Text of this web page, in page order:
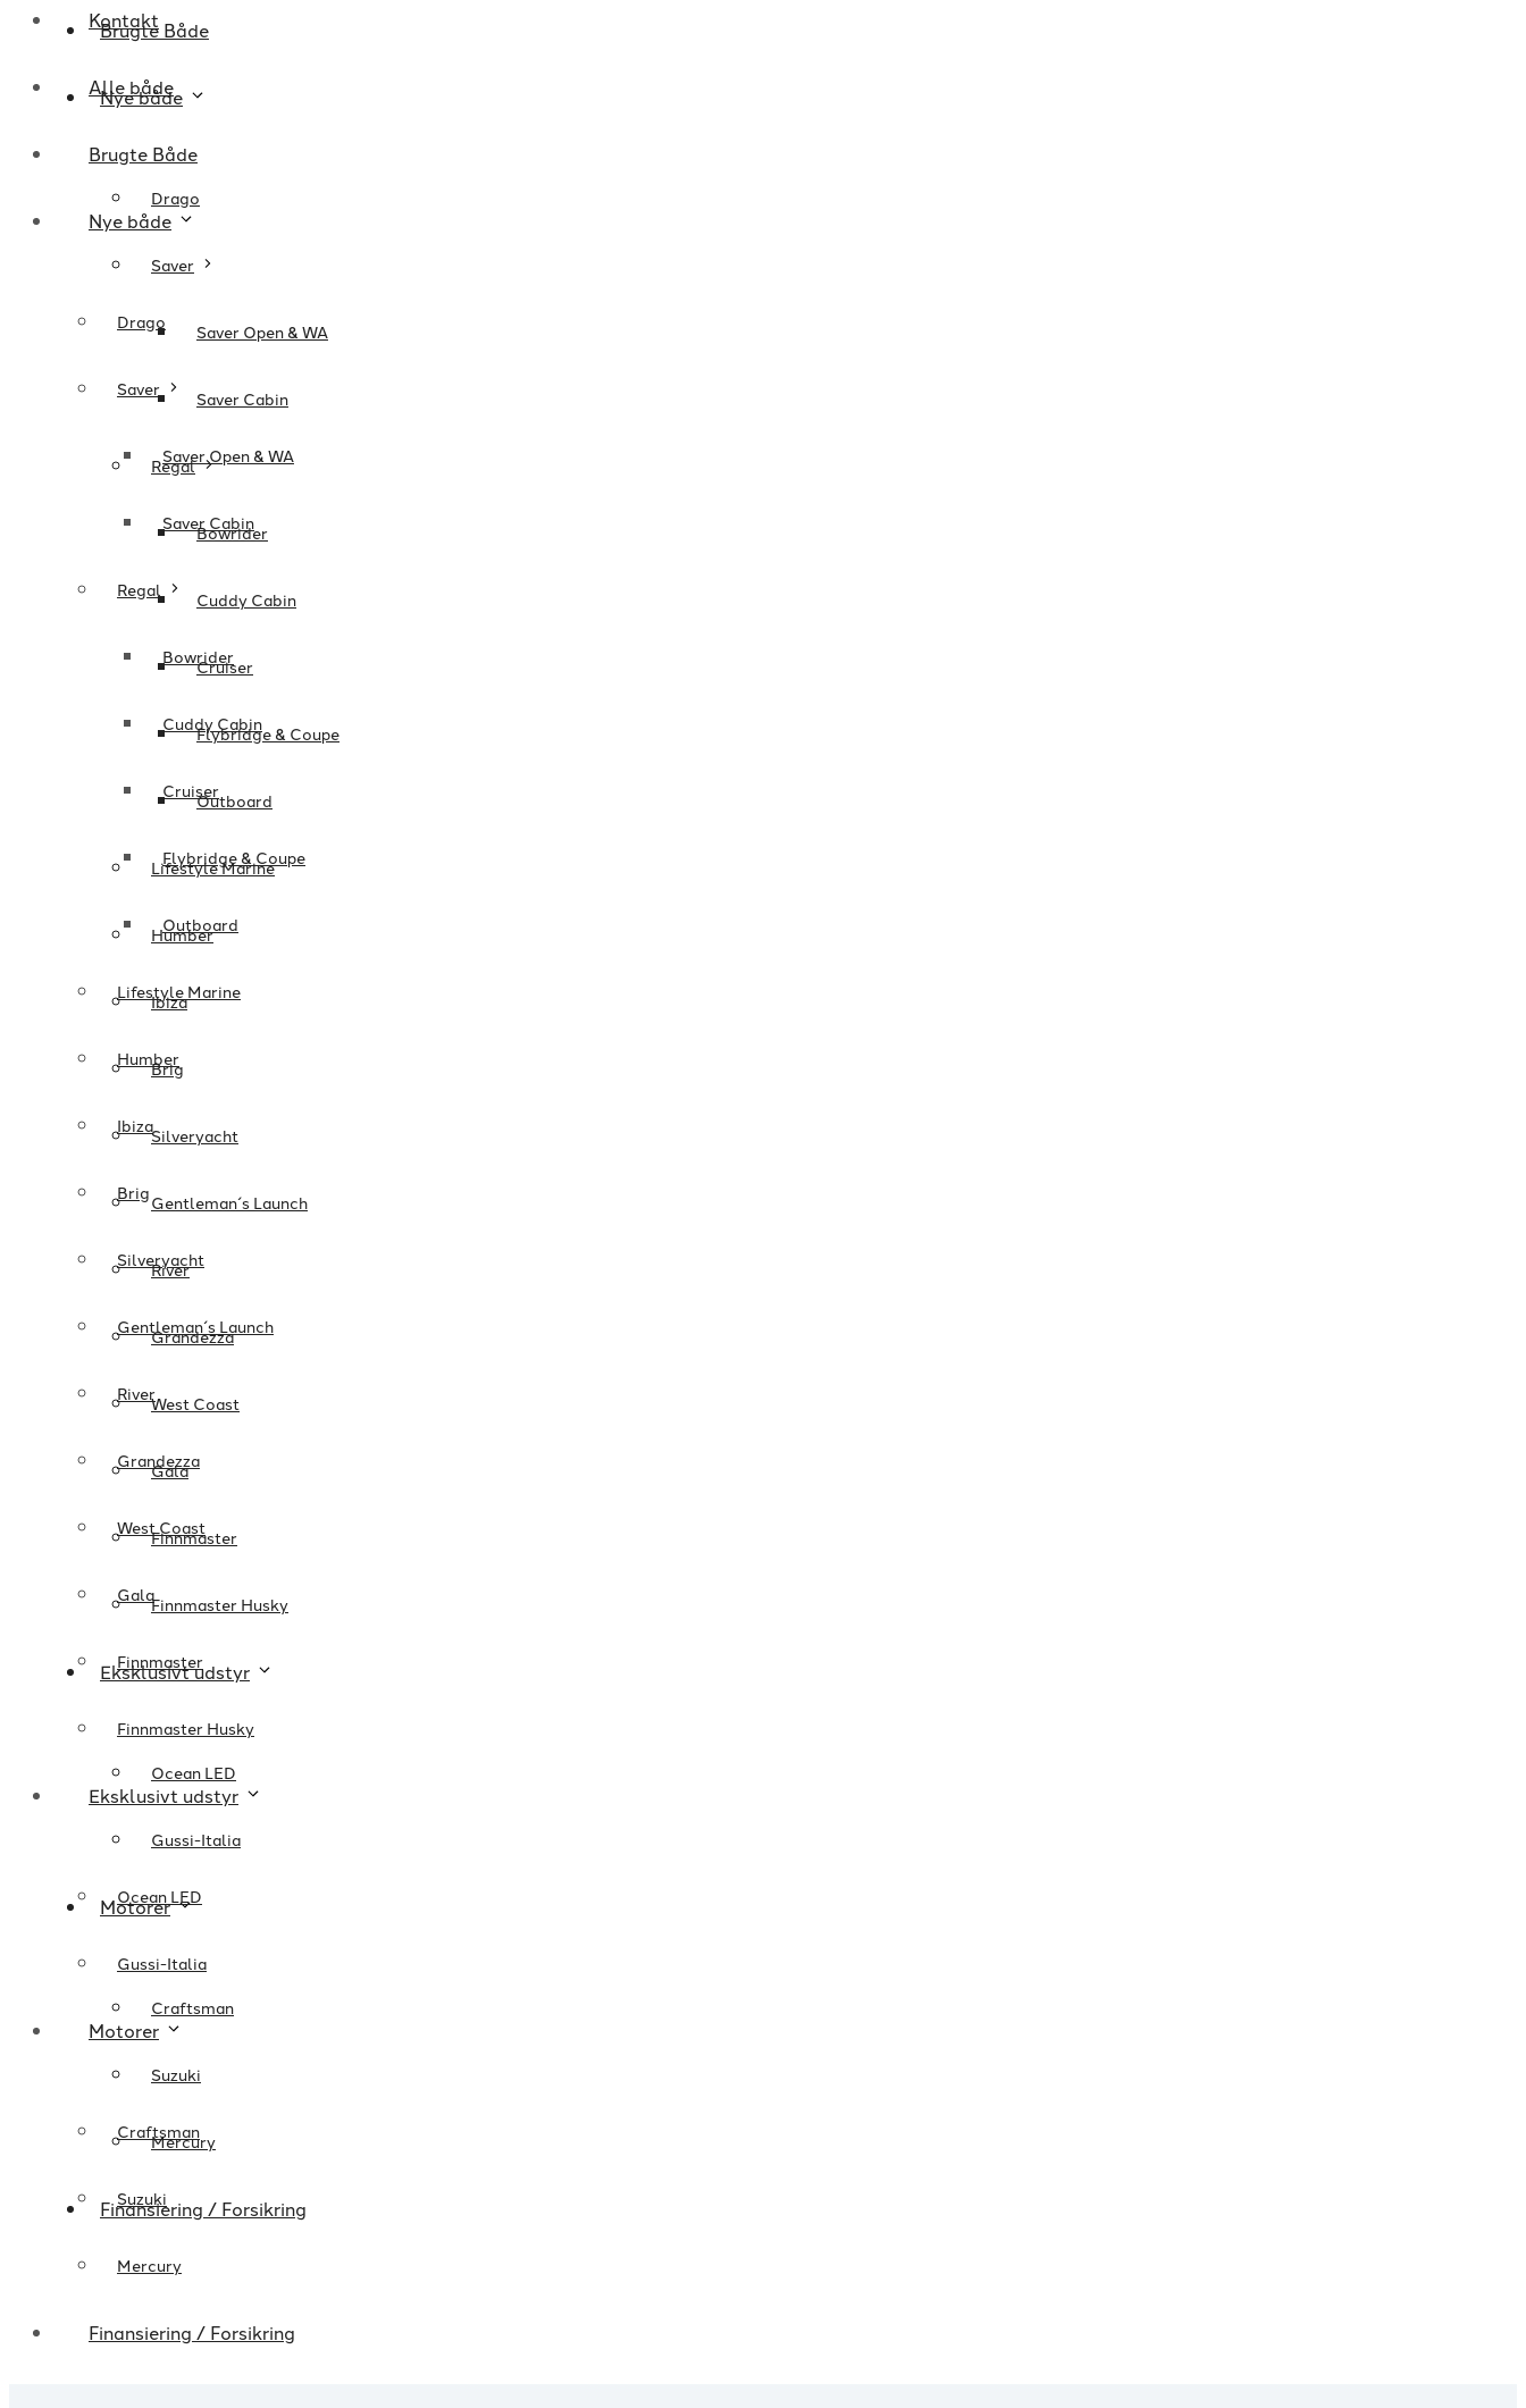
Brugte Både
Nye både
Drago
Saver
Saver Open & WA
Saver Cabin
Regal
Bowrider
Cuddy Cabin
Cruiser
Flybridge & Coupe
Outboard
Lifestyle Marine
Humber
Ibiza
Brig
Silveryacht
Gentleman´s Launch
River
Grandezza
West Coast
Gala
Finnmaster
Finnmaster Husky
Eksklusivt udstyr
Ocean LED
Gussi-Italia
Motorer
Craftsman
Suzuki
Mercury
Finansiering / Forsikring
Kontakt
Alle både
Brugte Både
Nye både
Drago
Saver
Saver Open & WA
Saver Cabin
Regal
Bowrider
Cuddy Cabin
Cruiser
Flybridge & Coupe
Outboard
Lifestyle Marine
Humber
Ibiza
Brig
Silveryacht
Gentleman´s Launch
River
Grandezza
West Coast
Gala
Finnmaster
Finnmaster Husky
Eksklusivt udstyr
Ocean LED
Gussi-Italia
Motorer
Craftsman
Suzuki
Mercury
Finansiering / Forsikring